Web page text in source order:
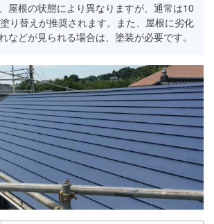
屋根の状態により異なりますが、通常は10
り替えが推奨されます。また、屋根に劣化
などが見られる場合は、塗装が必要です。